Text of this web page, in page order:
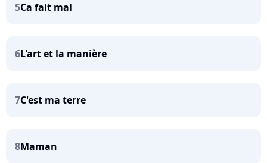
5Ca fait mal
6L'art et la manière
7C'est ma terre
8Maman